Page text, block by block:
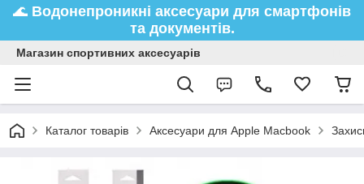
🌊 Водонепроникні аксесуари для смартфонів
та документів.
Магазин спортивних аксесуарів
Каталог товарів Аксесуари для Apple Macbook